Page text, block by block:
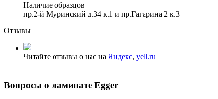
Наличие образцов
пр.2-й Муринский д.34 к.1 и пр.Гагарина 2 к.3
Отзывы
Читайте отзывы о нас на Яндекс, yell.ru
Вопросы о ламинате Egger